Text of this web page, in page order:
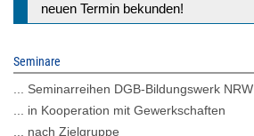
neuen Termin bekunden!
Seminare
... Seminarreihen DGB-Bildungswerk NRW
... in Kooperation mit Gewerkschaften
... nach Zielgruppe